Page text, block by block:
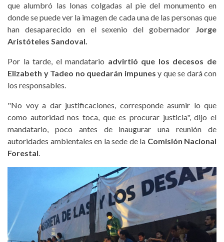
que alumbró las lonas colgadas al pie del monumento en
donde se puede ver la imagen de cada una de las personas que
han desaparecido en el sexenio del gobernador Jorge
Aristóteles Sandoval.
Por la tarde, el mandatario advirtió que los decesos de
Elizabeth y Tadeo no quedarán impunes y que se dará con
los responsables.
"No voy a dar justificaciones, corresponde asumir lo que
como autoridad nos toca, que es procurar justicia", dijo el
mandatario, poco antes de inaugurar una reunión de
autoridades ambientales en la sede de la Comisión Nacional
Forestal.